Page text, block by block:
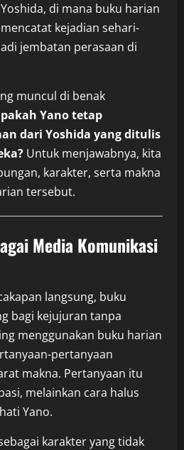
di mana buku harian
kejadian sehari-
jembatan perasaan di
muncul di benak
Yano tetap
dari Yoshida yang ditulis
Untuk menjawabnya, kita
karakter, serta makna
tersebut.
Media Komunikasi
langsung, buku
bagi kejujuran tanpa
menggunakan buku harian
pertanyaan
makna. Pertanyaan itu
melainkan cara halus
Yano.
karakter yang tidak